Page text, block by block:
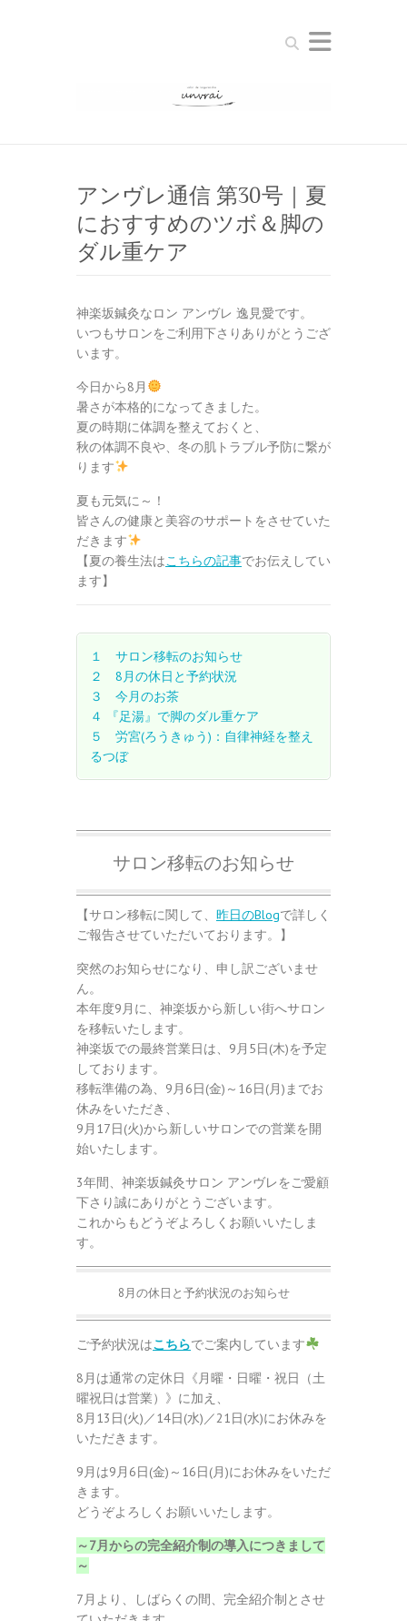
Search
アンヴレ通信 第30号｜夏
におすすめのツボ＆脚の
ダル重ケア
神楽坂鍼灸なロン アンヴレ 逸見愛です。
いつもサロンをご利用下さりありがとうござ
います。
今日から8月
暑さが本格的になってきました。
夏の時期に体調を整えておくと、
秋の体調不良や、冬の肌トラブル予防に繋が
ります
夏も元気に～！
皆さんの健康と美容のサポートをさせていた
だきます
【夏の養生法はこちらの記事でお伝えしてい
ます】
１ サロン移転のお知らせ
２ 8月の休日と予約状況
３ 今月のお茶
４ 『足湯』で脚のダル重ケア
５ 労宮(ろうきゅう)：自律神経を整え
るつぼ
サロン移転のお知らせ
【サロン移転に関して、 昨日のBlogで詳しく
ご報告させていただいております。】
突然のお知らせになり、申し訳ございませ
ん。
本年度9月に、神楽坂から新しい街へサロン
を移転いたします。
神楽坂での最終営業日は、9月5日(木)を予定
しております。
移転準備の為、9月6日(金)～16日(月)までお
休みをいただき、
9月17日(火)から新しいサロンでの営業を開
始いたします。
3年間、神楽坂鍼灸サロン アンヴレをご愛顧
下さり誠にありがとうございます。
これからもどうぞよろしくお願いいたしま
す。
8月の休日と予約状況のお知らせ
ご予約状況はこちらでご案内しています
8月は通常の定休日《月曜・日曜・祝日（土
曜祝日は営業）》に加え、
8月13日(火)／14日(水)／21日(水)にお休みを
いただきます。
9月は9月6日(金)～16日(月)にお休みをいただ
きます。
どうぞよろしくお願いいたします。
～7月からの完全紹介制の導入につきまして
～
7月より、しばらくの間、完全紹介制とさせ